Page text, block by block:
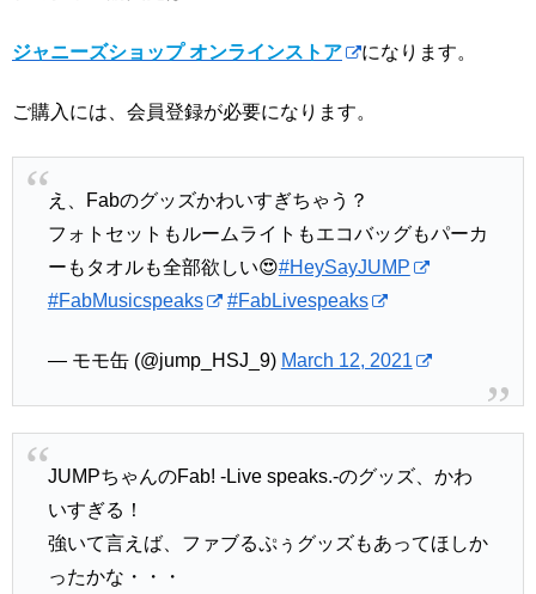
ジャニーズショップ オンラインストア になります。
ご購入には、会員登録が必要になります。
え、Fabのグッズかわいすぎちゃう？
フォトセットもルームライトもエコバッグもパーカ
ーもタオルも全部欲しい😍#HeySayJUMP
#FabMusicspeaks
#FabLivespeaks
— モモ缶 (@jump_HSJ_9) March 12, 2021
JUMPちゃんのFab! -Live speaks.-のグッズ、かわ
いすぎる！
強いて言えば、ファブるぷぅグッズもあってほしか
ったかな・・・